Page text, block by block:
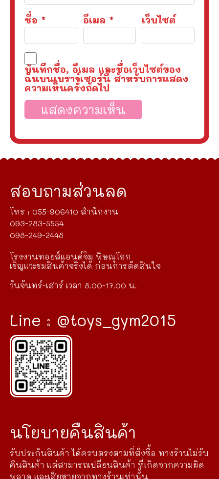
ชื่อ * อีเมล * เว็บไซต์
บันทึกชื่อ, อีเมล และชื่อเว็บไซต์ของ
ฉันบนเบราว์เซอร์นี้ สำหรับการแสดง
ความเห็นครั้งถัดไป
สอบถามส่วนลด
โทร : 055-906410 สำนักงาน
093-283-5554
098-249-2448
โรงงานทอยส์แอนด์จิม พิษณุโลก
เชิญแวะชมสินค้าจริงได้ ก่อนการตัดสินใจ
วันจันทร์-เสาร์ เวลา 8.00-17.00 น.
Line : @toys_gym2015
นโยบายคืนสินค้า
รับประกันสินค้า ได้ครบตรงตามที่สั่งซื้อ ทางร้านไม่รับ
คืนสินค้า แต่สามารถเปลี่ยนสินค้า ที่เกิดจากความผิด
พลาด และเสียหายจากทางร้านเท่านั้น